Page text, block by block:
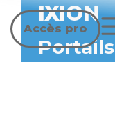
Accès pro
IXION
Portails